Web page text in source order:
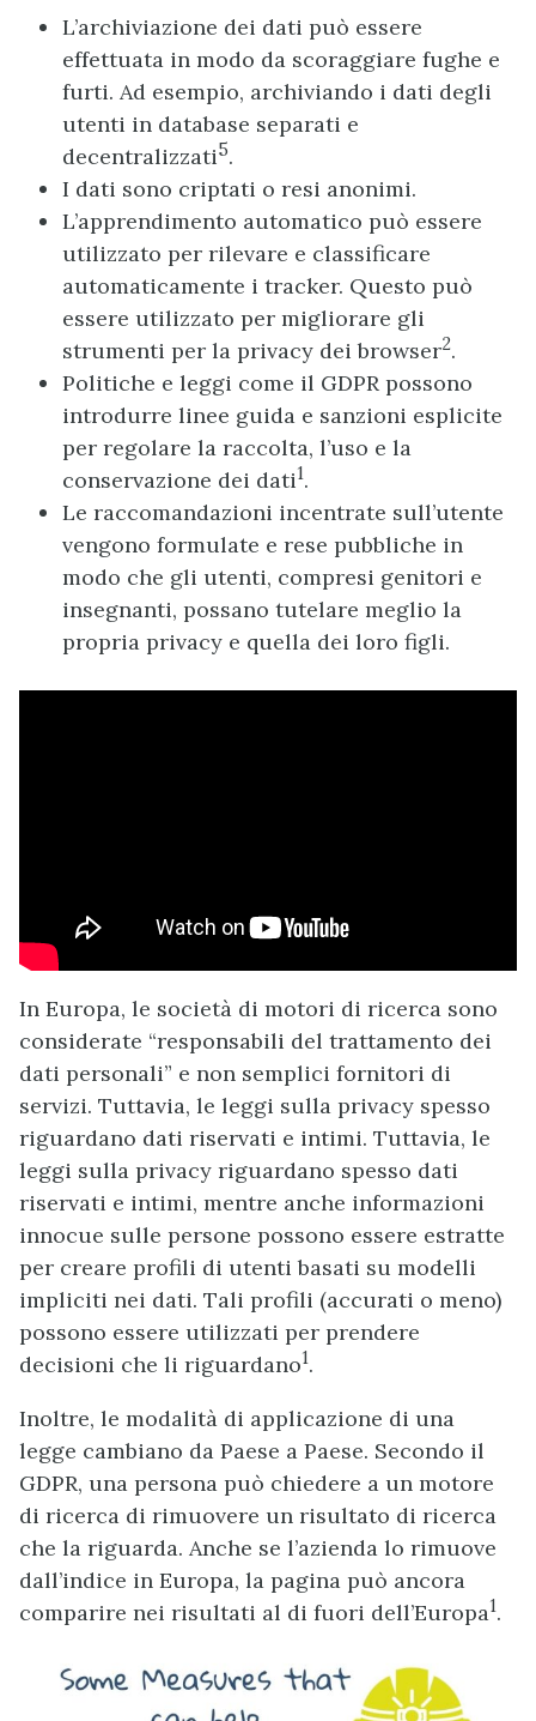
L’archiviazione dei dati può essere
effettuata in modo da scoraggiare fughe e
furti. Ad esempio, archiviando i dati degli
utenti in database separati e
decentralizzati5.
I dati sono criptati o resi anonimi.
L’apprendimento automatico può essere
utilizzato per rilevare e classificare
automaticamente i tracker. Questo può
essere utilizzato per migliorare gli
strumenti per la privacy dei browser2.
Politiche e leggi come il GDPR possono
introdurre linee guida e sanzioni esplicite
per regolare la raccolta, l’uso e la
conservazione dei dati1.
Le raccomandazioni incentrate sull’utente
vengono formulate e rese pubbliche in
modo che gli utenti, compresi genitori e
insegnanti, possano tutelare meglio la
propria privacy e quella dei loro figli.
In Europa, le società di motori di ricerca sono
considerate “responsabili del trattamento dei
dati personali” e non semplici fornitori di
servizi. Tuttavia, le leggi sulla privacy spesso
riguardano dati riservati e intimi. Tuttavia, le
leggi sulla privacy riguardano spesso dati
riservati e intimi, mentre anche informazioni
innocue sulle persone possono essere estratte
per creare profili di utenti basati su modelli
impliciti nei dati. Tali profili (accurati o meno)
possono essere utilizzati per prendere
decisioni che li riguardano1.
Inoltre, le modalità di applicazione di una
legge cambiano da Paese a Paese. Secondo il
GDPR, una persona può chiedere a un motore
di ricerca di rimuovere un risultato di ricerca
che la riguarda. Anche se l’azienda lo rimuove
dall’indice in Europa, la pagina può ancora
comparire nei risultati al di fuori dell’Europa1.